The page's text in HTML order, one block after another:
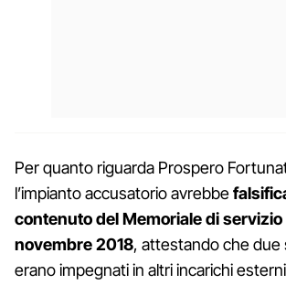
Per quanto riguarda Prospero
l’impianto accusatorio avrebbe
contenuto del Memoriale di servizio
novembre 2018, attestando che
erano impegnati in altri incarichi